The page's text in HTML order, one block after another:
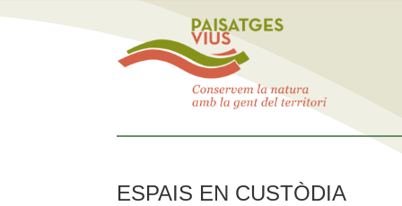
ESPAIS EN CUSTÒDIA